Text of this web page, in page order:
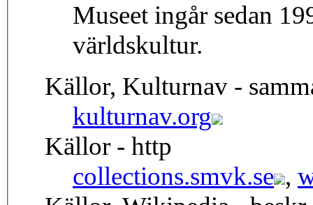
Museet ingår sedan
världskultur.
Källor, Kulturnav -
kulturnav.org
Källor - http
collections.smvk.se ,